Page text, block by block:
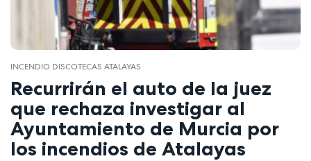
INCENDIO DISCOTECAS ATALAYAS
Recurrirán el auto de la juez
que rechaza investigar al
Ayuntamiento de Murcia por
los incendios de Atalayas